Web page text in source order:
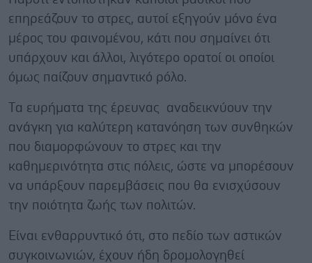
επηρεάζουν το στρες, αυτοί εξηγούν μόνο ένα
μέρος του φαινομένου, κάτι που σημαίνει ότι
υπάρχουν και άλλοι, λιγότερο ορατοί οι οποίοι
όμως παίζουν σημαντικό ρόλο.
Tα ευρήματα της έρευνας αναδεικνύουν την
ανάγκη για καλύτερη κατανόηση των συνθηκών
που διαμορφώνουν το στρες και την
καθημερινότητα στις πόλεις, ώστε να μπορέσουν
να υπάρξουν παρεμβάσεις που θα ενισχύσουν
την ποιότητα ζωής των πολιτών.
Είναι ενθαρρυντικό ότι, στο πεδίο των αστικών
συγκοινωνιών, έχουν ήδη δρομολογηθεί